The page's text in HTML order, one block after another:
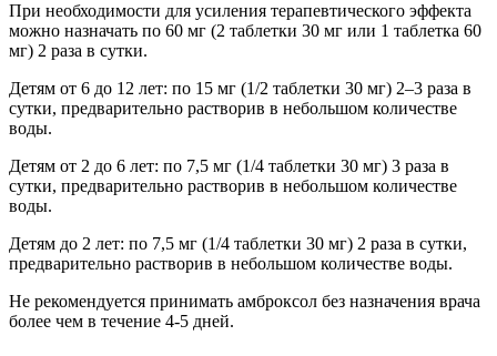
При необходимости для усиления терапевтического эффекта
можно назначать по 60 мг (2 таблетки 30 мг или 1 таблетка 60
мг) 2 раза в сутки.
Детям от 6 до 12 лет: по 15 мг (1/2 таблетки 30 мг) 2–3 раза в
сутки, предварительно растворив в небольшом количестве
воды.
Детям от 2 до 6 лет: по 7,5 мг (1/4 таблетки 30 мг) 3 раза в
сутки, предварительно растворив в небольшом количестве
воды.
Детям до 2 лет: по 7,5 мг (1/4 таблетки 30 мг) 2 раза в сутки,
предварительно растворив в небольшом количестве воды.
Не рекомендуется принимать амброксол без назначения врача
более чем в течение 4-5 дней.